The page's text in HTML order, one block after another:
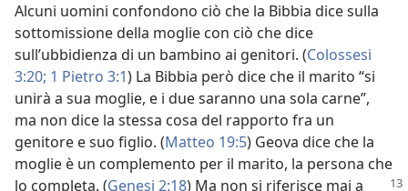
Alcuni uomini confondono ciò che la Bibbia dice sulla
sottomissione della moglie con ciò che dice
sull’ubbidienza di un bambino ai genitori. (Colossesi
3:20; 1 Pietro 3:1) La Bibbia però dice che il marito “si
unirà a sua moglie, e i due saranno una sola carne”,
ma non dice la stessa cosa del rapporto fra un
genitore e suo figlio. (Matteo 19:5) Geova dice che la
moglie è un complemento per il marito, la persona che
lo completa. (Genesi 2:18) Ma non si riferisce mai a